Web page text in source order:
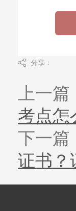
分享：
上一篇
考点怎
下一篇
证书？